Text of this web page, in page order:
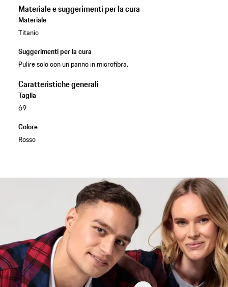
Materiale e suggerimenti per la cura
Materiale
Titanio
Suggerimenti per la cura
Pulire solo con un panno in microfibra.
Caratteristiche generali
Taglia
69
Colore
Rosso